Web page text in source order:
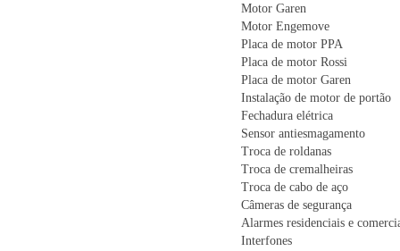
Motor Garen
Motor Engemove
Placa de motor PPA
Placa de motor Rossi
Placa de motor Garen
Instalação de motor de portão
Fechadura elétrica
Sensor antiesmagamento
Troca de roldanas
Troca de cremalheiras
Troca de cabo de aço
Câmeras de segurança
Alarmes residenciais e
Interfones